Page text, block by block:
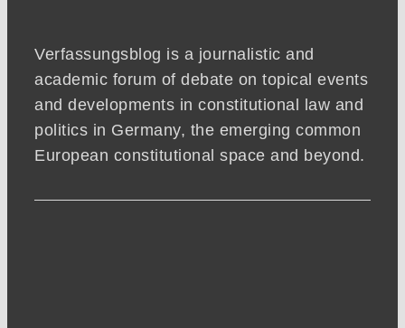
Verfassungsblog is a journalistic and
academic forum of debate on topical events
and developments in constitutional law and
politics in Germany, the emerging common
European constitutional space and beyond.